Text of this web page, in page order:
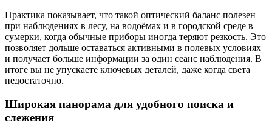
Практика показывает, что такой оптический баланс полезен
при наблюдениях в лесу, на водоёмах и в городской среде в
сумерки, когда обычные приборы иногда теряют резкость. Это
позволяет дольше оставаться активными в полевых условиях
и получает больше информации за один сеанс наблюдения. В
итоге вы не упускаете ключевых деталей, даже когда света
недостаточно.
Широкая панорама для удобного поиска и
слежения